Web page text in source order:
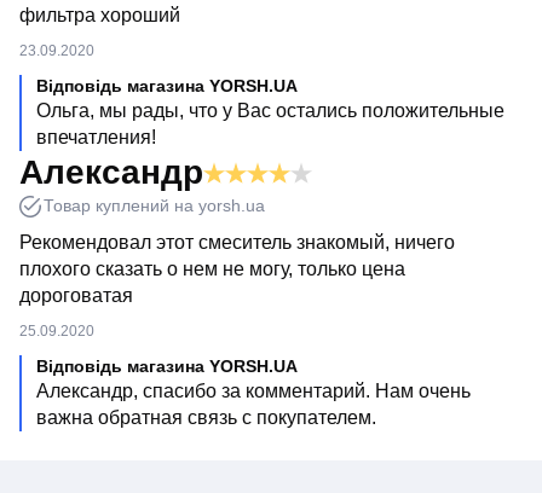
фильтра хороший
23.09.2020
Відповідь магазина YORSH.UA
Ольга, мы рады, что у Вас остались положительные
впечатления!
Александр
Товар куплений на yorsh.ua
Рекомендовал этот смеситель знакомый, ничего
плохого сказать о нем не могу, только цена
дороговатая
25.09.2020
Відповідь магазина YORSH.UA
Александр, спасибо за комментарий. Нам очень
важна обратная связь с покупателем.